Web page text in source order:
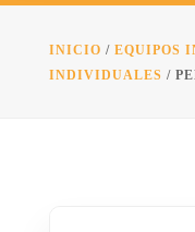
INICIO / EQUIPOS
INDIVIDUALES /